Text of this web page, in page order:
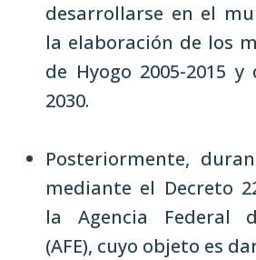
desarrollarse en el
la elaboración de los
de Hyogo 2005-2015 y
2030.
Posteriormente,
mediante el Decreto
la Agencia Federal
(AFE), cuyo objeto es